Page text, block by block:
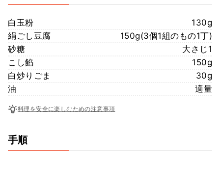
白玉粉
130g
絹ごし豆腐
150g(3個1組のもの1丁)
砂糖
大さじ1
こし餡
150g
白炒りごま
30g
油
適量
料理を安全に楽しむための注意事項
手順